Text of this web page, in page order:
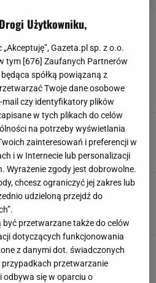
to idealny prezent pod
detal, a tyle wspomnień
15 GRUDNIA 2025, 14:20
przedstawia wiosenną
Clamori
MAJA 2010, 10:35
NAJNOWSZE
szerokich jeansach jak z lat 2000.
na szczyt
Użytkowniku,
Gazeta.pl sp. z o.o.
tym [676] Zaufanych Partnerów
spółką powiązaną z
Twoje dane osobowe
mail czy identyfikatory plików
w tych plikach do celów
na potrzeby wyświetlania
zainteresowań i preferencji w
i w Internecie lub personalizacji
Wyrażenie zgody jest dobrowolne.
chcesz ograniczyć jej zakres lub
udzieloną przejdź do
przetwarzane także do celów
dotyczących funkcjonowania
z danymi dot. świadczonych
przypadkach przetwarzanie
odbywa się w oparciu o